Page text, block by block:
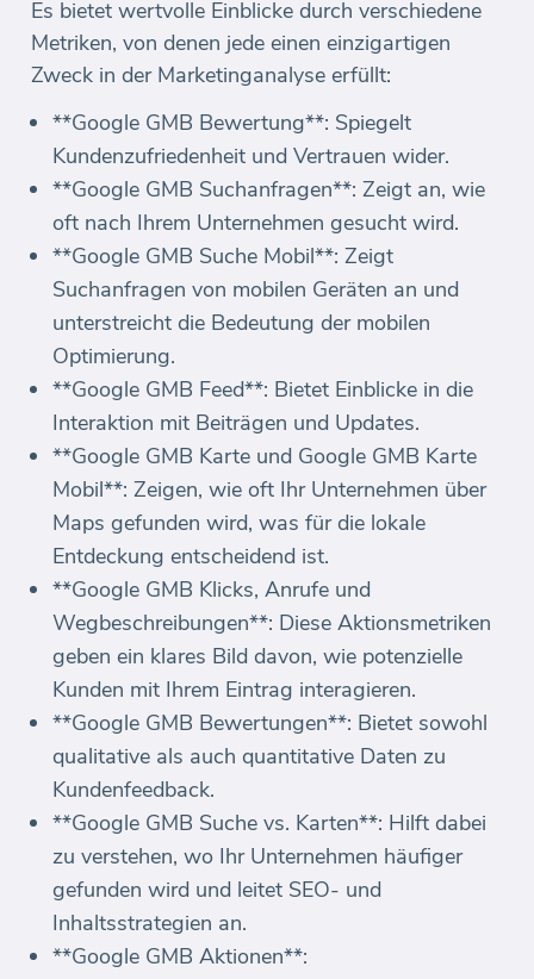
Es bietet wertvolle Einblicke durch verschiedene
Metriken, von denen jede einen einzigartigen
Zweck in der Marketinganalyse erfüllt:
**Google GMB Bewertung**: Spiegelt
Kundenzufriedenheit und Vertrauen wider.
**Google GMB Suchanfragen**: Zeigt an, wie
oft nach Ihrem Unternehmen gesucht wird.
**Google GMB Suche Mobil**: Zeigt
Suchanfragen von mobilen Geräten an und
unterstreicht die Bedeutung der mobilen
Optimierung.
**Google GMB Feed**: Bietet Einblicke in die
Interaktion mit Beiträgen und Updates.
**Google GMB Karte und Google GMB Karte
Mobil**: Zeigen, wie oft Ihr Unternehmen über
Maps gefunden wird, was für die lokale
Entdeckung entscheidend ist.
**Google GMB Klicks, Anrufe und
Wegbeschreibungen**: Diese Aktionsmetriken
geben ein klares Bild davon, wie potenzielle
Kunden mit Ihrem Eintrag interagieren.
**Google GMB Bewertungen**: Bietet sowohl
qualitative als auch quantitative Daten zu
Kundenfeedback.
**Google GMB Suche vs. Karten**: Hilft dabei
zu verstehen, wo Ihr Unternehmen häufiger
gefunden wird und leitet SEO- und
Inhaltsstrategien an.
**Google GMB Aktionen**: